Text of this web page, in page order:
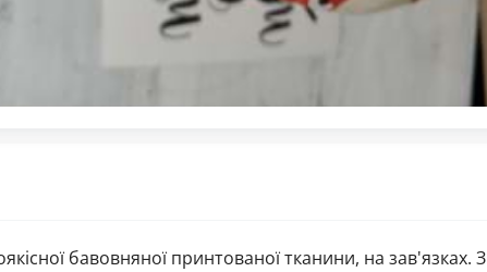
бавовняної принтованої тканини, на зав'язках. З